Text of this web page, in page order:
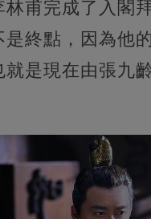
林甫完成了入閣
是終點，因為他
就是現在由張九